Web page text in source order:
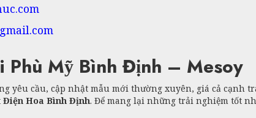
Phù Mỹ Bình Định – Mesoy
yêu cầu, cập nhật mẫu mới thường xuyên, giá cả cạnh
Điện Hoa Bình Định. Để mang lại những trải nghiệm tốt